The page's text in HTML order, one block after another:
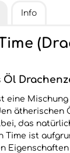
Info
Öl
eine
ätherischen
das
Time ist